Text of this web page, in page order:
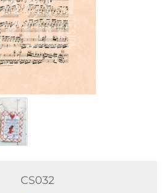
CS032